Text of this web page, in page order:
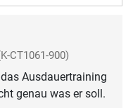
CT1061-900)
Ausdauertraining
genau was er soll.